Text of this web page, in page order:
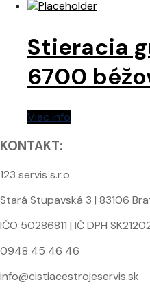
Stieracia
6700
Viac info
KONTAKT:
123 servis s.r.o.
Stará Stupavská 3 | 83106
IČO 50286811 | IČ DPH
0948 45 46 46
info@cistiacestrojeservis.sk